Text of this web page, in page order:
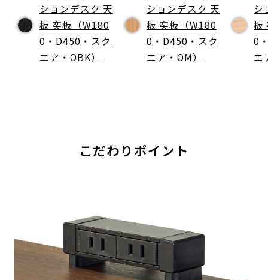
ションデスク 天
板 突板（W180
0・D450・スク
エア・OBK）
ションデスク 天
板 突板（W180
0・D450・スク
エア・OM）
シ
板
0
エ
こだわりポイント